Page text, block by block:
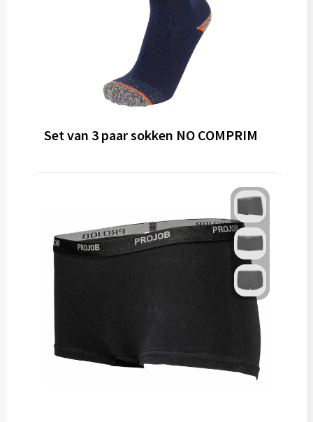
Set van 3 paar sokken NO COMPRIM